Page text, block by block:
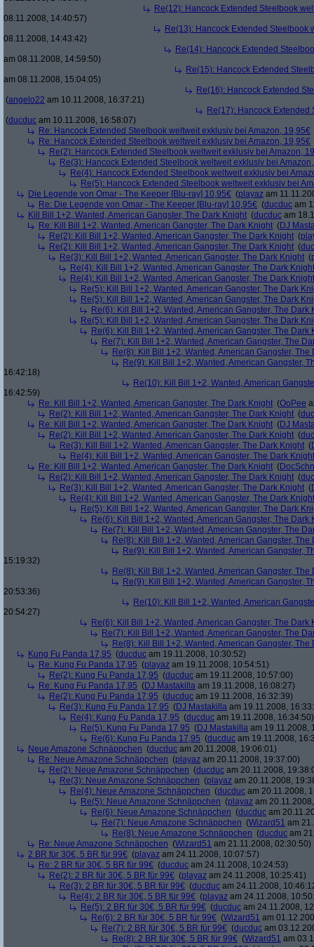
Re(12): Hancock Extended Steelbook
08.11.2008, 14:40:57)
Re(13): Hancock Extended Steelbook
08.11.2008, 14:43:42)
Re(14): Hancock Extended
am 08.11.2008, 14:59:50)
Re(15): Hancock Extended
am 08.11.2008, 15:04:05)
Re(16): Hancock Extended
(angelo22 am 10.11.2008, 16:37:21)
Re(17): Hancock
(ducduc am 10.11.2008, 16:58:07)
Re: Hancock Extended Steelbook weltweit exklusiv bei Amazon, 19,95€
Re: Hancock Extended Steelbook weltweit exklusiv bei Amazon, 19,95€
Re(2): Hancock Extended Steelbook weltweit exklusiv bei Amazon,
Re(3): Hancock Extended Steelbook weltweit exklusiv bei
Re(4): Hancock Extended Steelbook weltweit exklusiv bei
Re(5): Hancock Extended Steelbook weltweit exklusiv bei
Die Legende von Omar - The Keeper [Blu-ray] 10,95€ (playaz am
Re: Die Legende von Omar - The Keeper [Blu-ray] 10,95€ (ducduc am
Kill Bill 1+2, Wanted, American Gangster, The Dark Knight (ducduc am
Re: Kill Bill 1+2, Wanted, American Gangster, The Dark Knight (DJ
Re(2): Kill Bill 1+2, Wanted, American Gangster, The Dark Knight (
Re(2): Kill Bill 1+2, Wanted, American Gangster, The Dark Knight (
Re(3): Kill Bill 1+2, Wanted, American Gangster, The Dark Knight (
Re(4): Kill Bill 1+2, Wanted, American Gangster, The Dark Knight
Re(4): Kill Bill 1+2, Wanted, American Gangster, The Dark Knight
Re(5): Kill Bill 1+2, Wanted, American Gangster, The Dark
Re(5): Kill Bill 1+2, Wanted, American Gangster, The Dark
Re(6): Kill Bill 1+2, Wanted, American Gangster, The Dark
Re(5): Kill Bill 1+2, Wanted, American Gangster, The Dark
Re(6): Kill Bill 1+2, Wanted, American Gangster, The Dark
Re(7): Kill Bill 1+2, Wanted, American Gangster, The
Re(8): Kill Bill 1+2, Wanted, American Gangster, The
Re(9): Kill Bill 1+2, Wanted, American Gangster,
16:42:18)
Re(10): Kill Bill 1+2, Wanted, American
16:42:59)
Re: Kill Bill 1+2, Wanted, American Gangster, The Dark Knight (OoPee
Re(2): Kill Bill 1+2, Wanted, American Gangster, The Dark Knight (
Re: Kill Bill 1+2, Wanted, American Gangster, The Dark Knight (DJ
Re(2): Kill Bill 1+2, Wanted, American Gangster, The Dark Knight (
Re(3): Kill Bill 1+2, Wanted, American Gangster, The Dark Knight (
Re(4): Kill Bill 1+2, Wanted, American Gangster, The Dark Knight
Re: Kill Bill 1+2, Wanted, American Gangster, The Dark Knight (
Re(2): Kill Bill 1+2, Wanted, American Gangster, The Dark Knight (
Re(3): Kill Bill 1+2, Wanted, American Gangster, The Dark Knight (
Re(4): Kill Bill 1+2, Wanted, American Gangster, The Dark Knight
Re(5): Kill Bill 1+2, Wanted, American Gangster, The Dark
Re(6): Kill Bill 1+2, Wanted, American Gangster, The Dark
Re(7): Kill Bill 1+2, Wanted, American Gangster, The
Re(8): Kill Bill 1+2, Wanted, American Gangster, The
Re(9): Kill Bill 1+2, Wanted, American Gangster,
15:19:32)
Re(8): Kill Bill 1+2, Wanted, American Gangster, The
Re(9): Kill Bill 1+2, Wanted, American Gangster,
20:53:36)
Re(10): Kill Bill 1+2, Wanted, American
20:54:27)
Re(6): Kill Bill 1+2, Wanted, American Gangster, The Dark
Re(7): Kill Bill 1+2, Wanted, American Gangster, The
Re(8): Kill Bill 1+2, Wanted, American Gangster, The
Kung Fu Panda 17,95 (ducduc am 19.11.2008, 10:30:52)
Re: Kung Fu Panda 17,95 (playaz am 19.11.2008, 10:54:51)
Re(2): Kung Fu Panda 17,95 (ducduc am 19.11.2008, 10:57:00)
Re: Kung Fu Panda 17,95 (DJ Mastakilla am 19.11.2008, 16:08:27)
Re(2): Kung Fu Panda 17,95 (ducduc am 19.11.2008, 16:32:39)
Re(3): Kung Fu Panda 17,95 (DJ Mastakilla am 19.11.2008,
Re(4): Kung Fu Panda 17,95 (ducduc am 19.11.2008, 16:34:50)
Re(5): Kung Fu Panda 17,95 (DJ Mastakilla am 19.11.2008,
Re(6): Kung Fu Panda 17,95 (ducduc am 19.11.2008,
Neue Amazone Schnäppchen (ducduc am 20.11.2008, 19:06:01)
Re: Neue Amazone Schnäppchen (playaz am 20.11.2008, 19:37:00)
Re(2): Neue Amazone Schnäppchen (ducduc am 20.11.2008,
Re(3): Neue Amazone Schnäppchen (playaz am 20.11.2008,
Re(4): Neue Amazone Schnäppchen (ducduc am 20.11.2008,
Re(5): Neue Amazone Schnäppchen (playaz am
Re(6): Neue Amazone Schnäppchen (ducduc am
Re(7): Neue Amazone Schnäppchen (Wizard51 am
Re(8): Neue Amazone Schnäppchen (ducduc am
Re: Neue Amazone Schnäppchen (Wizard51 am 21.11.2008, 02:30:50)
2 BR für 30€, 5 BR für 99€ (playaz am 24.11.2008, 10:07:57)
Re: 2 BR für 30€, 5 BR für 99€ (ducduc am 24.11.2008, 10:24:53)
Re(2): 2 BR für 30€, 5 BR für 99€ (playaz am 24.11.2008, 10:25:41)
Re(3): 2 BR für 30€, 5 BR für 99€ (ducduc am 24.11.2008,
Re(4): 2 BR für 30€, 5 BR für 99€ (playaz am 24.11.2008,
Re(5): 2 BR für 30€, 5 BR für 99€ (ducduc am 24.11.2008,
Re(6): 2 BR für 30€, 5 BR für 99€ (Wizard51 am
Re(7): 2 BR für 30€, 5 BR für 99€ (ducduc am
Re(8): 2 BR für 30€, 5 BR für 99€ (Wizard51 am